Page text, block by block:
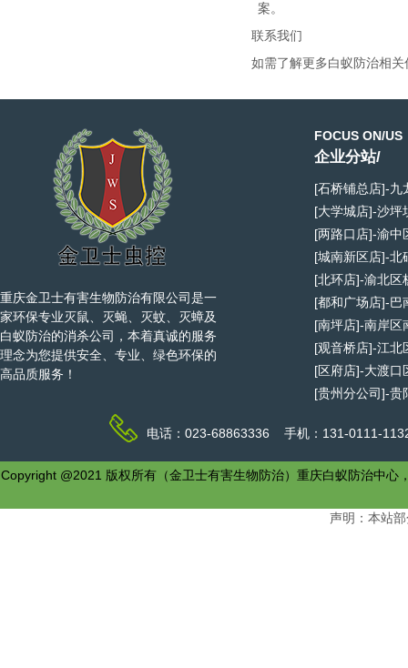
案。
联系我们
如需了解更多白蚁防治相
重庆金卫士有害生物防治有限公司是一
家环保专业灭鼠、灭蝇、灭蚊、灭蟑及
白蚁防治的消杀公司，本着真诚的服务
理念为您提供安全、专业、绿色环保的
高品质服务！
FOCUS ON/US
企业分站/
[石桥铺总店]-九
[大学城店]-沙坪
[两路口店]-渝中
[城南新区店]-北
[北环店]-渝北区
[都和广场店]-巴
[南坪店]-南岸区
[观音桥店]-江北
[区府店]-大渡口
[贵州分公司]-贵
电话：023-68863336 手机：131-0111-
Copyright @2021 版权所有（金卫士有害生物防治）重庆白蚁防治中
声明：本站